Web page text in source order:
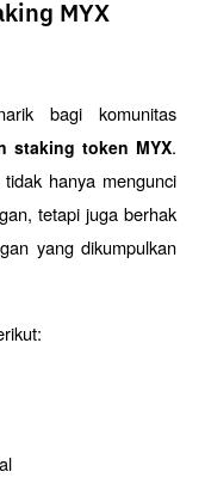
MYX
bagi komunitas
staking token MYX.
hanya mengunci
tetapi juga berhak
yang dikumpulkan